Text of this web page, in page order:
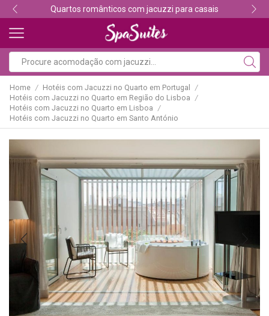
Descubra os melhores alojamentos com jacuzzi
Home / Hotéis com Jacuzzi no Quarto em Portugal /
Hotéis com Jacuzzi no Quarto em Região do Lisboa /
Hotéis com Jacuzzi no Quarto em Lisboa /
Hotéis com Jacuzzi no Quarto em Santo António